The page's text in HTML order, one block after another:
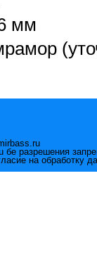
мм
бе разрешения
на обработку